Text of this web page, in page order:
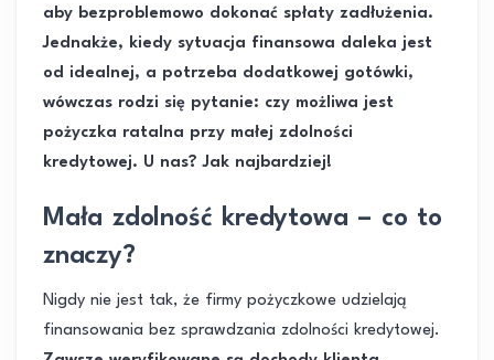
aby bezproblemowo dokonać spłaty zadłużenia.
Jednakże, kiedy sytuacja finansowa daleka jest
od idealnej, a potrzeba dodatkowej gotówki,
wówczas rodzi się pytanie: czy możliwa jest
pożyczka ratalna przy małej zdolności
kredytowej. U nas? Jak najbardziej!
Mała zdolność kredytowa – co to
znaczy?
Nigdy nie jest tak, że firmy pożyczkowe udzielają
finansowania bez sprawdzania zdolności kredytowej.